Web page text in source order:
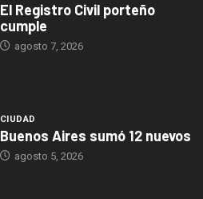
El Registro Civil porteño
cumple
agosto 7, 2026
CIUDAD
Buenos Aires sumó 12 nuevos
agosto 5, 2026